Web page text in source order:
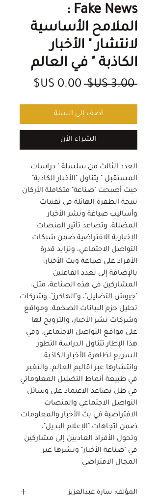
Fake News :
الملامح الأساسية
لانتشار " الأخبار
الكاذبة " في العالم
‏3.00 US$
سعر
أضف إلى السلة
الشراء الأن
العدد الثالث من سلسلة " دراسات
المستقبل " يتناول "الأخبار الكاذبة"
حيث أصبحت "صناعة" متكاملة الأركان
نتيجة الطفرة الهائلة في تقنيات
وأساليب صياغة ونشر الأخبار
المضللة، وتصاعد تأثير المنصات
الإخبارية الافتراضية ضمن شبكات
التواصل الاجتماعي، وتزايد قدرة
الأفراد على صياغة وبث الأخبار،
بالإضافة إلى تعدد الفاعلين
المشاركين في هذه الصناعة، مثل:
"جيوش التضليل"، و"الهاكرز"، وشركات
تحليل حزم البيانات الضخمة، ومواقع
وشركات نشر الأخبار، والترويج لها
على مواقع التواصل الاجتماعي، وفي
هذا الإطار تتناول الدراسة التطور
السريع لظاهرة الأخبار الكاذبة،
وانتشارها عبر أقاليم العالم، والتغير
في طبيعة أنماط التضليل المعلوماتي
في ظل تصاعد الاعتماد على وسائل
التواصل الاجتماعي والمنصات
الافتراضية في بث الأخبار والمعلومات
ضمن اتجاهات "الإعلام البديل"،
وتحول الأفراد العاديين إلى مشاركين
في "صناعة الأخبار" ونشرها عبر
المجال الافتراضي
المؤلف: سارة عبدالعزيز